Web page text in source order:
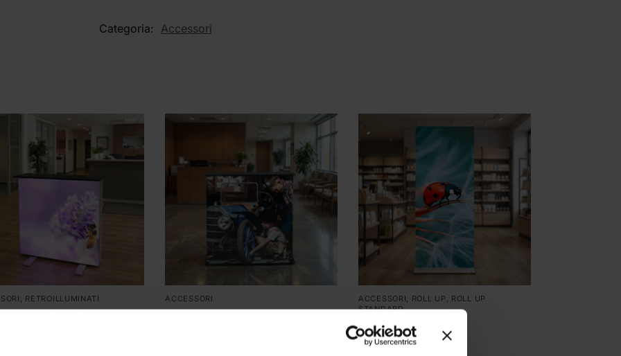
Categoria: Accessori
, RETROILLUMINATI
Retroilluminato
ACCESSORI
Desk Skua
ACCESSORI, ROLL UP , ROLL UP
STANDARD
Roll Up Spitfire
79,00€